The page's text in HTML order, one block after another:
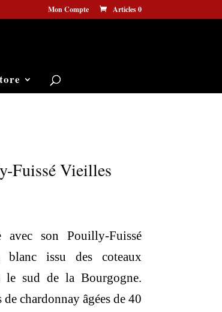
Mon Compte Articles 0
Fuissé Vieilles
son Pouilly-Fuissé
issu des coteaux
le sud de la Bourgogne.
chardonnay âgées de 40